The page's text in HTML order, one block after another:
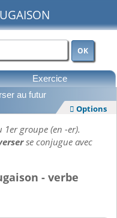
OK
Exercice
au futur
 Options
1er groupe (en -er).
se conjugue avec
- verbe